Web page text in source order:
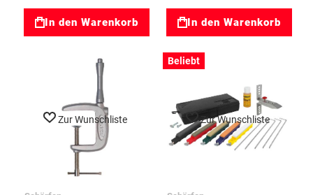
In den Warenkorb In den Warenkorb
Zur Wunschliste Zur Wunschliste
Beliebt